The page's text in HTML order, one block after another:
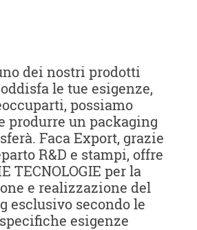
dei nostri prodotti
le tue esigenze,
possiamo
produrre un packaging
Faca Export, grazie
R&D e stampi, offre
TECNOLOGIE per la
e realizzazione del
esclusivo secondo le
esigenze